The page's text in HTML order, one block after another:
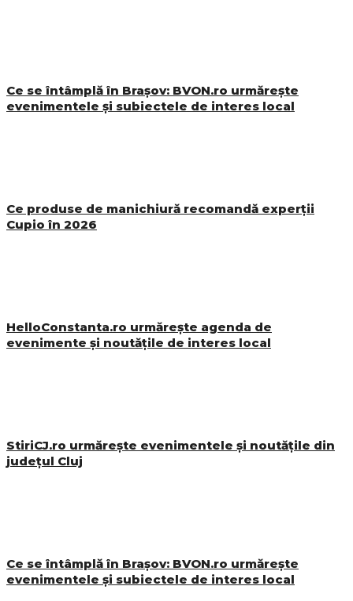
Ce se întâmplă în Brașov: BVON.ro urmărește
evenimentele și subiectele de interes local
Ce produse de manichiură recomandă experții
Cupio în 2026
HelloConstanta.ro urmărește agenda de
evenimente și noutățile de interes local
StiriCJ.ro urmărește evenimentele și noutățile din
județul Cluj
Ce se întâmplă în Brașov: BVON.ro urmărește
evenimentele și subiectele de interes local